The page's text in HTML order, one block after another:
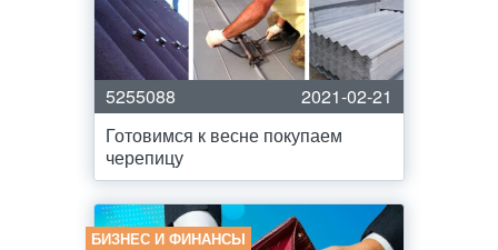
5255088
2021-02-21
Готовимся к весне покупаем
черепицу
БИЗНЕС И ФИНАНСЫ